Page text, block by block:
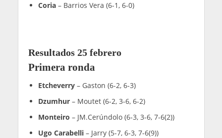
Coria– Barrios Vera (6-1, 6-0)
Resultados 25 febrero
Primera ronda
Etcheverry– Gaston (6-2, 6-3)
Dzumhur– Moutet (6-2, 3-6, 6-2)
Monteiro – JM.Cerúndolo (6-3, 3-6, 7-6(2))
Ugo Carabelli– Jarry (5-7, 6-3, 7-6(9))